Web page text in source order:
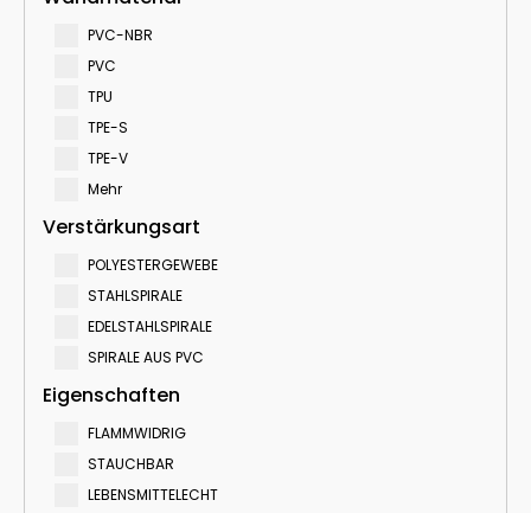
PVC-NBR
PVC
TPU
TPE-S
TPE-V
Mehr
Verstärkungsart
POLYESTERGEWEBE
STAHLSPIRALE
EDELSTAHLSPIRALE
SPIRALE AUS PVC
Eigenschaften
FLAMMWIDRIG
STAUCHBAR
LEBENSMITTELECHT